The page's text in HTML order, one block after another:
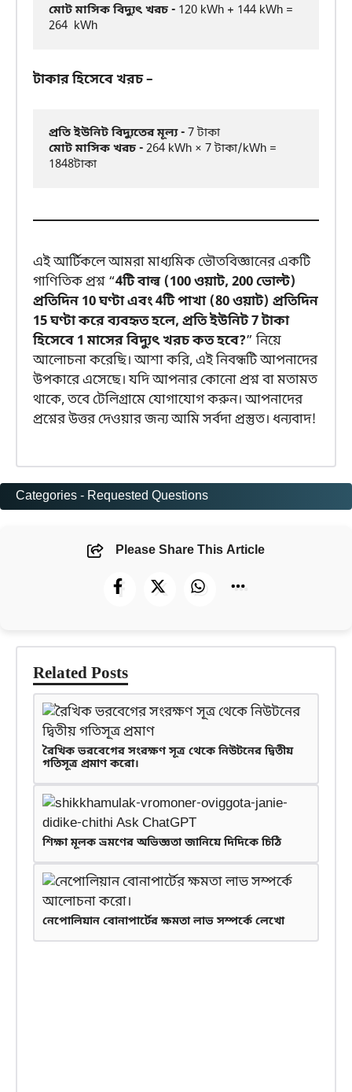
মোট মাসিক বিদ্যুৎ খরচ - 120 kWh + 144 kWh =
টাকার হিসেবে খরচ –
প্রতি ইউনিট বিদ্যুতের মূল্য -
মোট মাসিক খরচ - 264 kWh × 7 টাকা/kWh =
1848টাকা
এই আর্টিকলে আমরা মাধ্যমিক ভৌতবিজ্ঞানের একটি
গাণিতিক প্রশ্ন “4টি বাল্ব (100 ওয়াট, 200 ভোল্ট)
প্রতিদিন 10 ঘণ্টা এবং 4টি পাখা (80 ওয়াট) প্রতিদিন
15 ঘণ্টা করে ব্যবহৃত হলে, প্রতি ইউনিট 7 টাকা
হিসেবে 1 মাসের বিদ্যুৎ খরচ কত হবে?” নিয়ে
আলোচনা করেছি। আশা করি, এই নিবন্ধটি আপনাদের
উপকারে এসেছে। যদি আপনার কোনো প্রশ্ন বা মতামত
থাকে, তবে টেলিগ্রামে যোগাযোগ করুন। আপনাদের
প্রশ্নের উত্তর দেওয়ার জন্য আমি সর্বদা প্রস্তুত। ধন্যবাদ!
Categories - Requested Questions
Please Share This Article
Related Posts
রৈখিক ভরবেগের সংরক্ষণ সূত্র থেকে নিউটনের দ্বিতীয়
গতিসূত্র প্রমাণ করো।
শিক্ষা মূলক ভ্রমণের অভিজ্ঞতা জানিয়ে দিদিকে চিঠি
নেপোলিয়ান বোনাপার্টের ক্ষমতা লাভ সম্পর্কে লেখো